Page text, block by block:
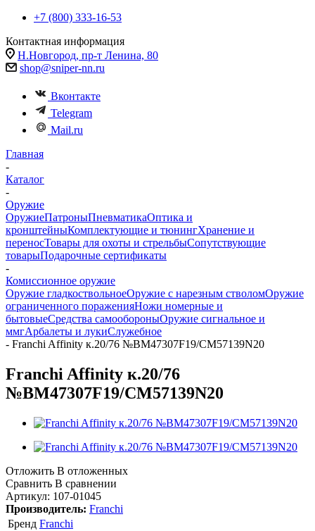
+7 (800) 333-16-53
Контактная информация
Н.Новгород, пр-т Ленина, 80
shop@sniper-nn.ru
Вконтакте
Telegram
Mail.ru
Главная
-
Каталог
-
Оружие
ОружиеПатроныПневматикаОптика и
кронштейныКомплектующие и тюнингХранение и
переносТовары для охоты и стрельбыСопутствующие
товарыПодарочные сертификаты
-
Комиссионное оружие
Оружие гладкоствольноеОружие с нарезным стволомОружие
ограниченного пораженияНожи номерные и
бытовыеСредства самообороныОружие сигнальное и
ммгАрбалеты и лукиСлужебное
- Franchi Affinity к.20/76 №ВМ47307F19/CM57139N20
Franchi Affinity к.20/76
№ВМ47307F19/CM57139N20
Отложить В отложенных
Сравнить В сравнении
Артикул: 107-01045
Производитель: Franchi
Бренд Franchi